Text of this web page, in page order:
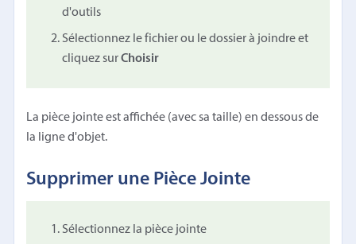
d'outils
Sélectionnez le fichier ou le dossier à joindre et
cliquez surChoisir
La pièce jointe est affichée (avec sa taille) en dessous de
la ligne d'objet.
Supprimer une Pièce Jointe
Sélectionnez la pièce jointe